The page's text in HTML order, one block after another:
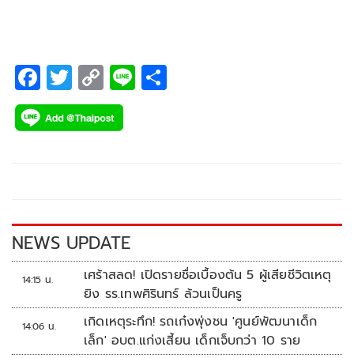
F
ac
e
k
T
wi
tt
C
o
p
k
Li
NEWS UPDATE
14:15 น.
เศร้าสลด! เปิดรายชื่อเบื้องต้น 5 ผู้เสียชีวิตเหตุ
ยิง รร.เทพศิรินทร์ ล้วนเป็นครู
14:06 น.
เกิดเหตุระทึก! รถเก๋งพุ่งชน 'ศูนย์พัฒนาเด็ก
เล็ก' อบต.แก่งเสี้ยน เด็กเจ็บกว่า 10 ราย